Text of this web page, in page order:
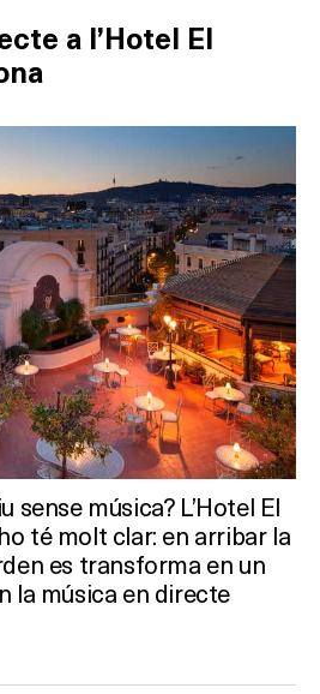
a l’Hotel El
sense música? L’Hotel El
té molt clar: en arribar la
es transforma en un
la música en directe